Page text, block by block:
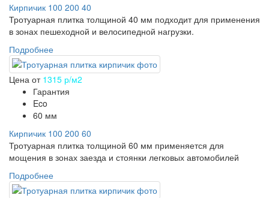
Кирпичик 100 200 40
Тротуарная плитка толщиной 40 мм подходит для применения
в зонах пешеходной и велосипедной нагрузки.
Подробнее
Цена от 1315 р/м2
Гарантия
Eco
60 мм
Кирпичик 100 200 60
Тротуарная плитка толщиной 60 мм применяется для
мощения в зонах заезда и стоянки легковых автомобилей
Подробнее